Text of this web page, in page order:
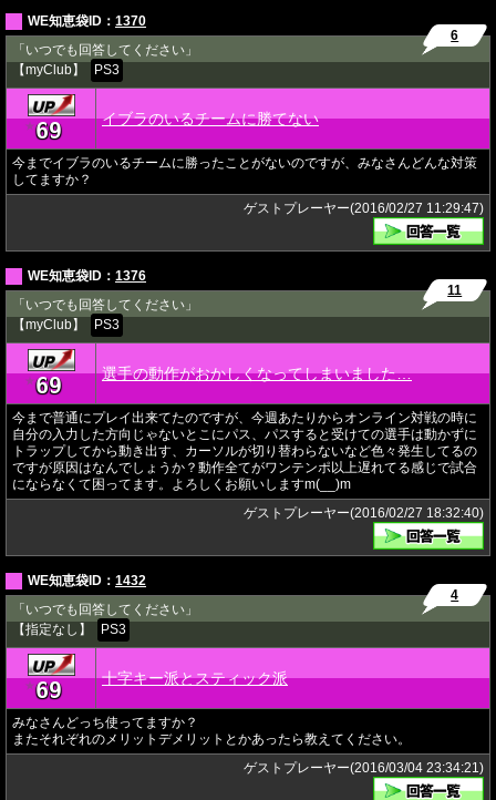
WE知恵袋ID： 1370
「いつでも回答してください」
【myClub】
PS3
6
★69 イブラのいるチームに勝てない
今までイブラのいるチームに勝ったことがないのですが、みなさんどんな対策
してますか？
ゲストプレーヤー(2016/02/27 11:29:47)
WE知恵袋ID： 1376
「いつでも回答してください」
【myClub】
PS3
11
★69 選手の動作がおかしくなってしまいました…
今まで普通にプレイ出来てたのですが、今週あたりからオンライン対戦の時に
自分の入力した方向じゃないとこにパス、パスすると受けての選手は動かずに
トラップしてから動き出す、カーソルが切り替わらないなど色々発生してるの
ですが原因はなんでしょうか？動作全てがワンテンポ以上遅れてる感じで試合
にならなくて困ってます。よろしくお願いしますm(__)m
ゲストプレーヤー(2016/02/27 18:32:40)
WE知恵袋ID： 1432
「いつでも回答してください」
【指定なし】
PS3
4
★69 十字キー派とスティック派
みなさんどっち使ってますか？
またそれぞれのメリットデメリットとかあったら教えてください。
ゲストプレーヤー(2016/03/04 23:34:21)